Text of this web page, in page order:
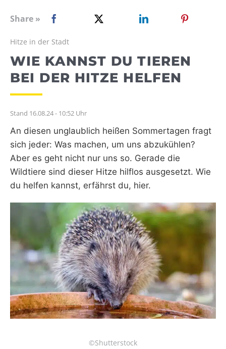
WEBRADIO
Share »
Hitze in der Stadt
WIE KANNST DU TIEREN
BEI DER HITZE HELFEN
Stand 16.08.24 - 10:52 Uhr
An diesen unglaublich heißen Sommertagen fragt
sich jeder: Was machen, um uns abzukühlen?
Aber es geht nicht nur uns so. Gerade die
Wildtiere sind dieser Hitze hilflos ausgesetzt. Wie
du helfen kannst, erfährst du, hier.
©Shutterstock